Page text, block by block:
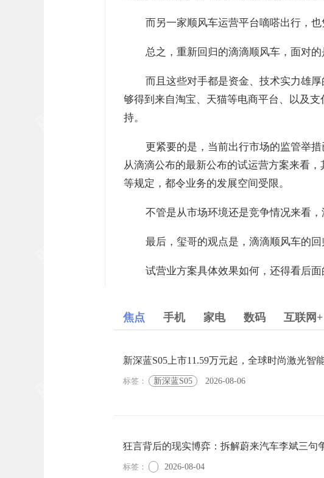
而另一家顺风车运营平台嘀嗒出行，
总之，重新回归的滴滴顺风车，面对的
而且这些对手都是资金、技术实力雄
够得到来自淘宝、天猫等电商平台、以及
持。
更紧要的是，当前出行市场的监管举
从滴滴公布的最新公布的试运营方案来看
等规定，都令业务的发展空间受限。
不管是从市场环境还是竞争情况来看
最后，玺哥的观点是，滴滴顺风车的
试营业方案具体效果如何，还得看后面
焦点 手机 家电 数码 互联网+
新深蓝S05上市11.59万元起，全球时尚激光智
标签： 新深蓝S05 2026-08-06
狂言背后的现实博弈：拆解蔚来汽车李斌三句
标签： 2026-08-04